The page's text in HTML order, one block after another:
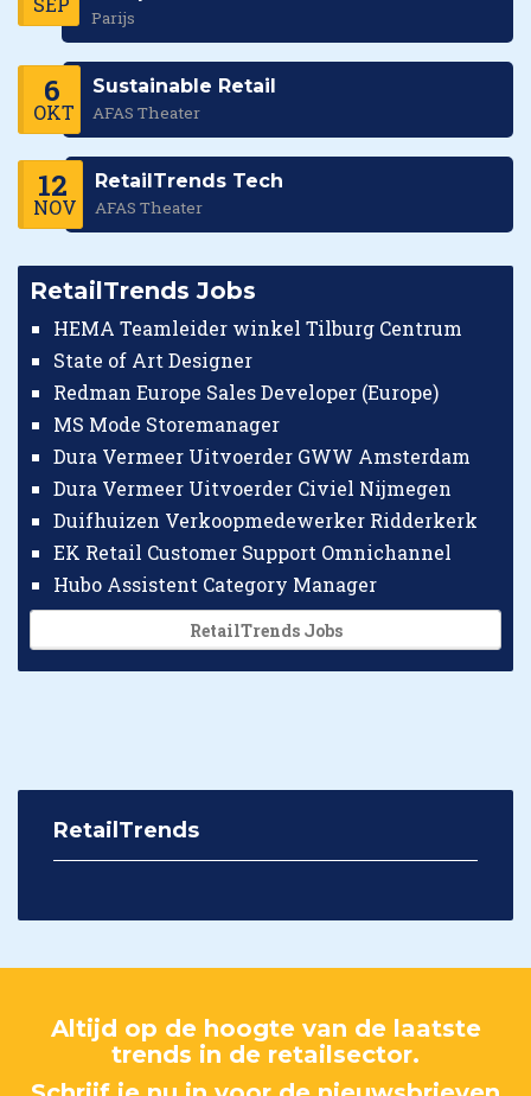
Parijs
6
OKT
Sustainable Retail
AFAS Theater
12
NOV
RetailTrends Tech
AFAS Theater
RetailTrends Jobs
HEMA Teamleider winkel Tilburg Centrum
State of Art Designer
Redman Europe Sales Developer (Europe)
MS Mode Storemanager
Dura Vermeer Uitvoerder GWW Amsterdam
Dura Vermeer Uitvoerder Civiel Nijmegen
Duifhuizen Verkoopmedewerker Ridderkerk
EK Retail Customer Support Omnichannel
Hubo Assistent Category Manager
RetailTrends Jobs
RetailTrends
Altijd op de hoogte van de laatste
trends in de retailsector.